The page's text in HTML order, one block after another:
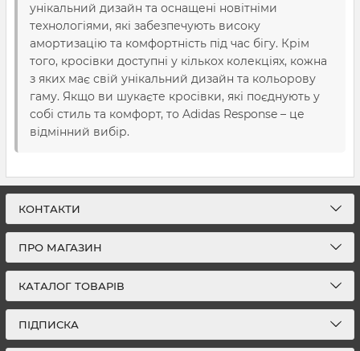
унікальний дизайн та оснащені новітніми
технологіями, які забезпечують високу
амортизацію та комфортність під час бігу. Крім
того, кросівки доступні у кількох колекціях, кожна
з яких має свій унікальний дизайн та кольорову
гаму. Якщо ви шукаєте кросівки, які поєднують у
собі стиль та комфорт, то Adidas Response – це
відмінний вибір.
КОНТАКТИ
ПРО МАГАЗИН
КАТАЛОГ ТОВАРІВ
ПІДПИСКА